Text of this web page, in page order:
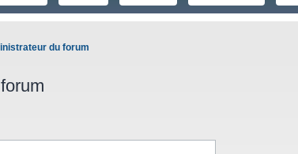
du forum